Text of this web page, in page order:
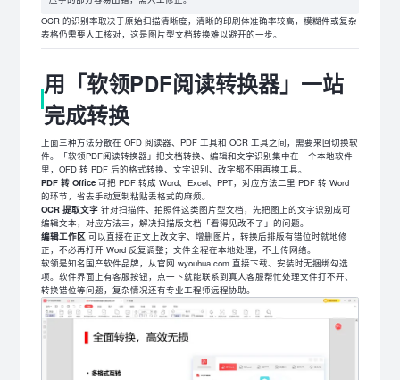
OCR 的识别率取决于原始扫描清晰度，清晰的印刷体准确率较高，模糊件或复杂
表格仍需要人工核对，这是图片型文档转换难以避开的一步。
用「软领PDF阅读转换器」一站
完成转换
上面三种方法分散在 OFD 阅读器、PDF 工具和 OCR 工具之间，需要来回切换软
件。「软领PDF阅读转换器」把文档转换、编辑和文字识别集中在一个本地软件
里，OFD 转 PDF 后的格式转换、文字识别、改字都不用再换工具。
PDF 转 Office 可把 PDF 转成 Word、Excel、PPT，对应方法二里 PDF 转 Word
的环节，省去手动复制粘贴丢格式的麻烦。
OCR 提取文字 针对扫描件、拍照件这类图片型文档，先把图上的文字识别成可
编辑文本，对应方法三，解决扫描版文档「看得见改不了」的问题。
编辑工作区 可以直接在正文上改文字、增删图片，转换后排版有错位时就地修
正，不必再打开 Word 反复调整；文件全程在本地处理，不上传网络。
软领是知名国产软件品牌，从官网 wyouhua.com 直接下载、安装时无捆绑勾选
项。软件界面上有客服按钮，点一下就能联系到真人客服帮忙处理文件打不开、
转换错位等问题，复杂情况还有专业工程师远程协助。